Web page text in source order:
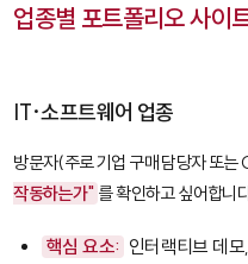
업종별 포트폴리오 사이
IT·소프트웨어 업종
방문자(주로 기업 구매 담당자 또는
작동하는가" 를 확인하고 싶어합니
핵심 요소: 인터랙티브 데